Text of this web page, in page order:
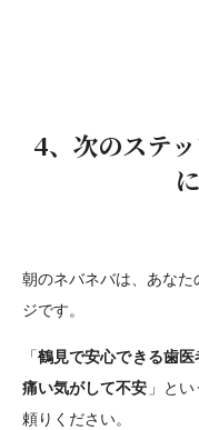
4、次のステ
朝のネバネバは、あな
ジです。
「鶴見で安心できる歯医
痛い気がして不安 」と
頼りください。